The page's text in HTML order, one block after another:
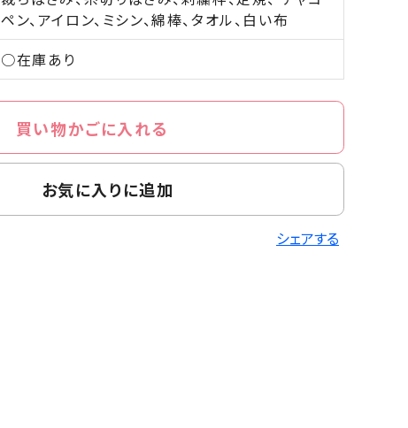
ペン、アイロン、ミシン、綿棒、タオル、白い布
○在庫あり
買い物かごに入れる
お気に入りに追加
シェアする